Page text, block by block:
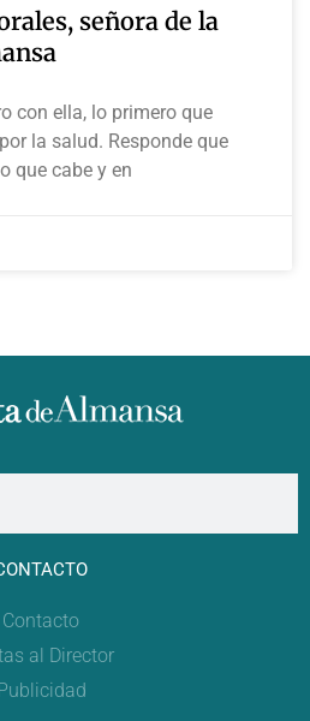
señora de la
con ella, lo primero que
la salud. Responde que
que cabe y en
Contacto
al Director
Publicidad